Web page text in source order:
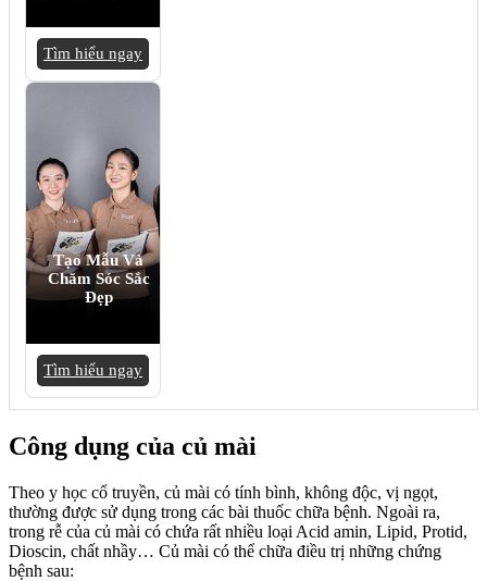
Tìm hiểu ngay
Tạo Mẫu Và
Chăm Sóc Sắc
Đẹp
Tìm hiểu ngay
Công dụng của củ mài
Theo y học cổ truyền, củ mài có tính bình, không độc, vị ngọt,
thường được sử dụng trong các bài thuốc chữa bệnh. Ngoài ra,
trong rễ của củ mài có chứa rất nhiều loại Acid amin, Lipid, Protid,
Dioscin, chất nhầy… Củ mài có thể chữa điều trị những chứng
bệnh sau: